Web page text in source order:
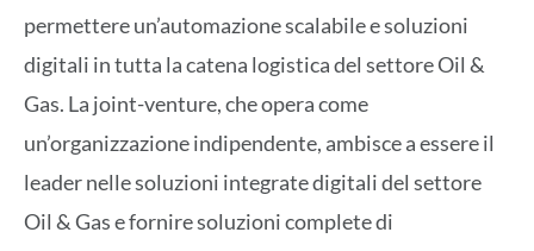
permettere un’automazione scalabile e soluzioni
digitali in tutta la catena logistica del settore Oil &
Gas. La joint-venture, che opera come
un’organizzazione indipendente, ambisce a essere il
leader nelle soluzioni integrate digitali del settore
Oil & Gas e fornire soluzioni complete di